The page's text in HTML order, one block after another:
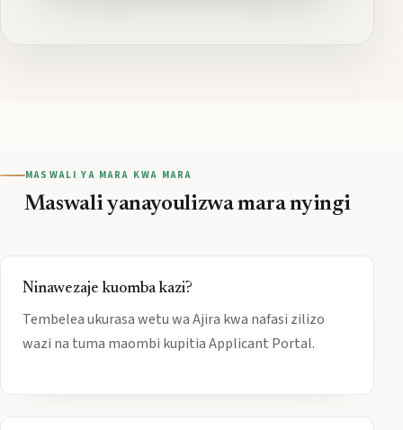
MASWALI YA MARA KWA MARA
Maswali yanayoulizwa mara nyingi
Ninawezaje kuomba kazi?
Tembelea ukurasa wetu wa Ajira kwa nafasi zilizo
wazi na tuma maombi kupitia Applicant Portal.